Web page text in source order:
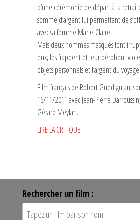
d’une cérémonie de départ à la
somme d’argent lui permettant de
avec sa femme Marie-Claire.
Mais deux hommes masqués font
eux, les frappent et leur dérobent
objets personnels et l’argent du voyage.
Film français de Robert Guediguian,
16/11/2011 avec Jean-Pierre
Gérard Meylan.
LIRE LA CRITIQUE
Rechercher un film :